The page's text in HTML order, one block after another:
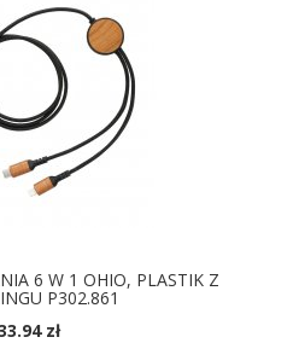
6 W 1 OHIO, PLASTIK Z
P302.861
zł